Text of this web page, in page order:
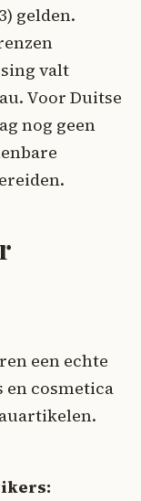
gelden.
valt
Voor Duitse
nog geen
een echte
en cosmetica